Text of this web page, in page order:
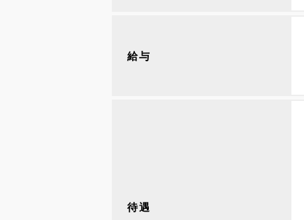
給与
待遇